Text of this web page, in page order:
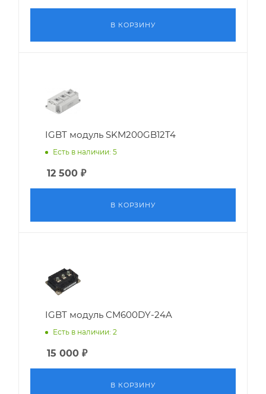
В КОРЗИНУ
IGBT модуль SKM200GB12T4
Есть в наличии: 5
12 500 ₽
В КОРЗИНУ
IGBT модуль CM600DY-24A
Есть в наличии: 2
15 000 ₽
В КОРЗИНУ